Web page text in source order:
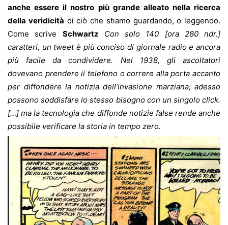
anche essere il nostro più grande alleato nella ricerca
della veridicità di ciò che stiamo guardando, o leggendo.
Come scrive Schwartz
Con solo 140 [ora 280 ndr.]
caratteri, un tweet è più conciso di giornale radio e ancora
più facile da condividere. Nel 1938, gli ascoltatori
dovevano prendere il telefono o correre alla porta accanto
per diffondere la notizia dell’invasione marziana; adesso
possono soddisfare lo stesso bisogno con un singolo click.
[…] ma la tecnologia che diffonde notizie false rende anche
possibile verificare la storia in tempo zero.